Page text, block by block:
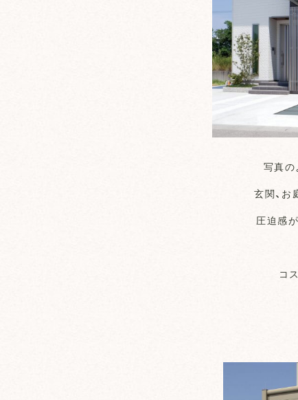
写真の
玄関、お
圧迫感
コ